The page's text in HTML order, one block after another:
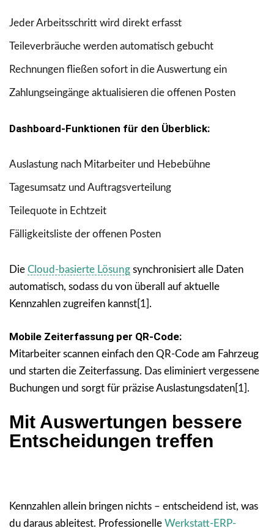
Jeder Arbeitsschritt wird direkt erfasst
Teileverbräuche werden automatisch gebucht
Rechnungen fließen sofort in die Auswertung ein
Zahlungseingänge aktualisieren die offenen Posten
Dashboard-Funktionen für den Überblick:
Auslastung nach Mitarbeiter und Hebebühne
Tagesumsatz und Auftragsverteilung
Teilequote in Echtzeit
Fälligkeitsliste der offenen Posten
Die Cloud-basierte Lösung synchronisiert alle Daten
automatisch, sodass du von überall auf aktuelle
Kennzahlen zugreifen kannst[1].
Mobile Zeiterfassung per QR-Code:
Mitarbeiter scannen einfach den QR-Code am Fahrzeug
und starten die Zeiterfassung. Das eliminiert vergessene
Buchungen und sorgt für präzise Auslastungsdaten[1].
Mit Auswertungen bessere
Entscheidungen treffen
Kennzahlen allein bringen nichts – entscheidend ist, was
du daraus ableitest. Professionelle Werkstatt-ERP-